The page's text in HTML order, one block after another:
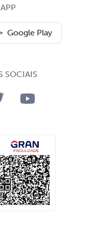
Google Play
SOCIAIS